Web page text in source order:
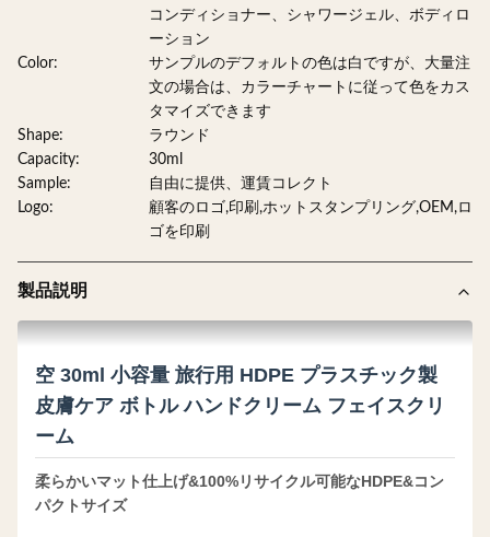
コンディショナー、シャワージェル、ボディロ
ーション
Color:
サンプルのデフォルトの色は白ですが、大量注
文の場合は、カラーチャートに従って色をカス
タマイズできます
Shape:
ラウンド
Capacity:
30ml
Sample:
自由に提供、運賃コレクト
Logo:
顧客のロゴ,印刷,ホットスタンプリング,OEM,ロ
ゴを印刷
製品説明
空 30ml 小容量 旅行用 HDPE プラスチック製
皮膚ケア ボトル ハンドクリーム フェイスクリ
ーム
柔らかいマット仕上げ&100%リサイクル可能なHDPE&コン
パクトサイズ